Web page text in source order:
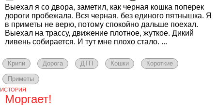
Выехал я со двора, заметил, как черная кошка поперек
дороги пробежала. Вся черная, без единого пятнышка. Я
в приметы не верю, потому спокойно дальше поехал.
Выехал на трассу, движение плотное, жуткое. Дикий
ливень собирается. И тут мне плохо стало. ...
Крипи Дорога ДТП Кошки Короткие
Приметы
ИСТОРИЯ
Моргает!